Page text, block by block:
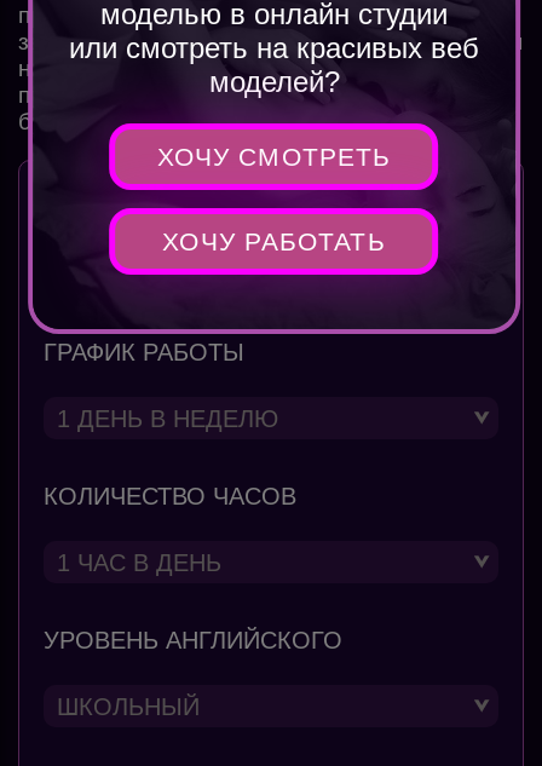
приблизительный расчет накалькуляторе
заработка вебкам модели, который находится
ниже. Расчет приблизительный — указывайте
правильные параметры и смотрите свой
будущий заработок.
ОПЫТ РАБОТЫ
ГРАФИК РАБОТЫ
КОЛИЧЕСТВО ЧАСОВ
УРОВЕНЬ АНГЛИЙСКОГО
моделью в онлайн студии
или смотреть на красивых веб
моделей?
ХОЧУ СМОТРЕТЬ
ХОЧУ РАБОТАТЬ